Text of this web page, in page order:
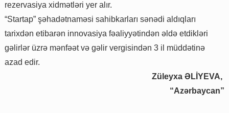
rezervasiya xidmətləri yer alır.
“Startap” şəhadətnaməsi sahibkarları sənədi aldıqları
tarixdən etibarən innovasiya fəaliyyətindən əldə etdikləri
gəlirlər üzrə mənfəət və gəlir vergisindən 3 il müddətinə
azad edir.
Züleyxa ƏLİYEVA,
“Azərbaycan”